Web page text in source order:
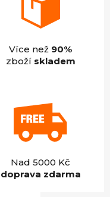
Více než 90%
zboží skladem
Nad 5000 Kč
doprava zdarma